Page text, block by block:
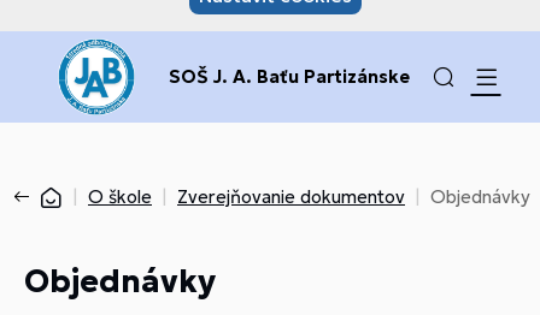
SOŠ J. A. Baťu Partizánske
O škole Zverejňovanie dokumentov Objednávky
Objednávky